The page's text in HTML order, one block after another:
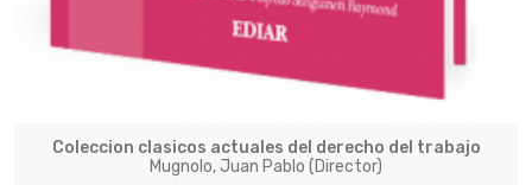
Coleccion clasicos actuales del derecho del trabajo
Mugnolo, Juan Pablo (Director)